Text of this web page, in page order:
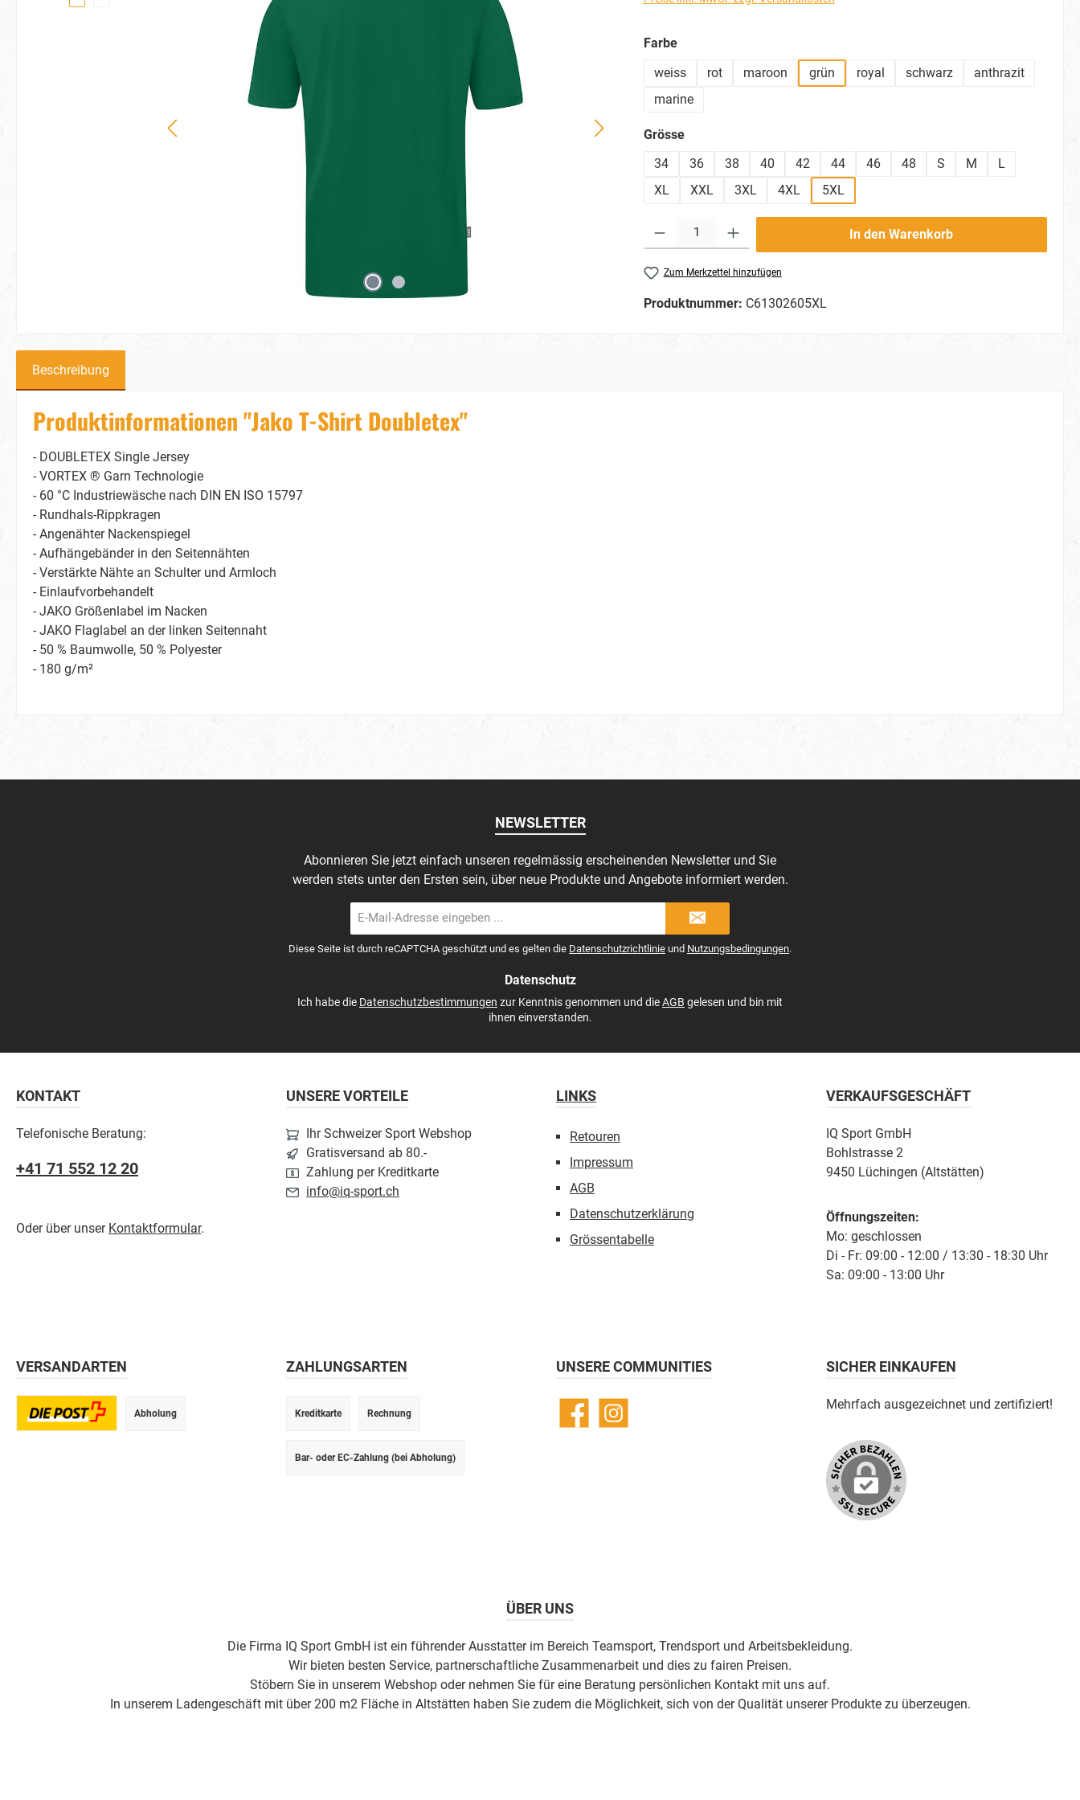
Farbeauswählen
weiss
rot maroon grün royal schwarz
anthrazit
marine
Grösseauswählen
34
36 38 40 42 44 46 48 S M
L
XL
XXL 3XL 4XL 5XL
In den Warenkorb
Zum Merkzettel hinzufügen
Produktnummer: C61302605XL
Beschreibung
Produktinformationen "Jako T-Shirt Doubletex"
- DOUBLETEX Single Jersey
- VORTEX ® Garn Technologie
- 60 °C Industriewäsche nach DIN EN ISO 15797
- Rundhals-Rippkragen
- Angenähter Nackenspiegel
- Aufhängebänder in den Seitennähten
- Verstärkte Nähte an Schulter und Armloch
- Einlaufvorbehandelt
- JAKO Größenlabel im Nacken
- JAKO Flaglabel an der linken Seitennaht
- 50 % Baumwolle, 50 % Polyester
- 180 g/m²
NEWSLETTER
Abonnieren Sie jetzt einfach unseren regelmässig erscheinenden Newsletter und Sie
werden stets unter den Ersten sein, über neue Produkte und Angebote informiert werden.
Mail-
*
Diese Seite ist durch reCAPTCHA geschützt und es gelten die Datenschutzrichtlinie und Nutzungsbedingungen.
Datenschutz
Ich habe die Datenschutzbestimmungen zur Kenntnis genommen und dieAGB gelesen und bin mit
ihnen einverstanden.
KONTAKT
Telefonische Beratung:
+41 71 552 12 20
Oder über unser Kontaktformular.
UNSERE VORTEILE
Ihr Schweizer Sport Webshop
Gratisversand ab 80.-
Zahlung per Kreditkarte
info@iq-sport.ch
LINKS
Retouren
Impressum
AGB
Datenschutzerklärung
Grössentabelle
VERKAUFSGESCHÄFT
IQ Sport GmbH
Bohlstrasse 2
9450 Lüchingen (Altstätten)
Öffnungszeiten:
Mo: geschlossen
Di - Fr: 09:00 - 12:00 / 13:30 - 18:30 Uhr
Sa: 09:00 - 13:00 Uhr
VERSANDARTEN
Abholung
ZAHLUNGSARTEN
Kreditkarte Rechnung
Bar- oder EC-Zahlung (bei Abholung)
UNSERE COMMUNITIES
FacebookInstagram
SICHER EINKAUFEN
Mehrfach ausgezeichnet und zertifiziert!
ÜBER UNS
Die Firma IQ Sport GmbH ist ein führender Ausstatter im Bereich Teamsport, Trendsport und Arbeitsbekleidung.
Wir bieten besten Service, partnerschaftliche Zusammenarbeit und dies zu fairen Preisen.
Stöbern Sie in unserem Webshop oder nehmen Sie für eine Beratung persönlichen Kontakt mit uns auf.
In unserem Ladengeschäft mit über 200 m2 Fläche in Altstätten haben Sie zudem die Möglichkeit, sich von der Qualität unserer Produkte zu überzeugen.